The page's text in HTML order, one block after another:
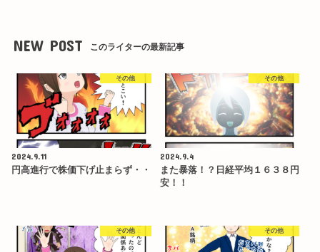
NEW POST このライターの最新記事
その他
2024.9.11
円高進行で株価下げ止まらず・・
その他
2024.9.4
また暴落！？日経平均１６３８円
安！！
その他 その他